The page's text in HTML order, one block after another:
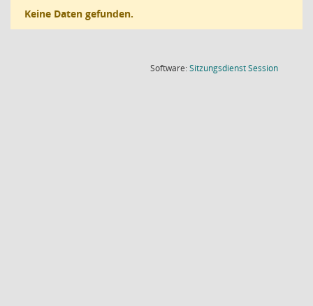
Keine Daten gefunden.
Software:SitzungsdienstSession(Wird in